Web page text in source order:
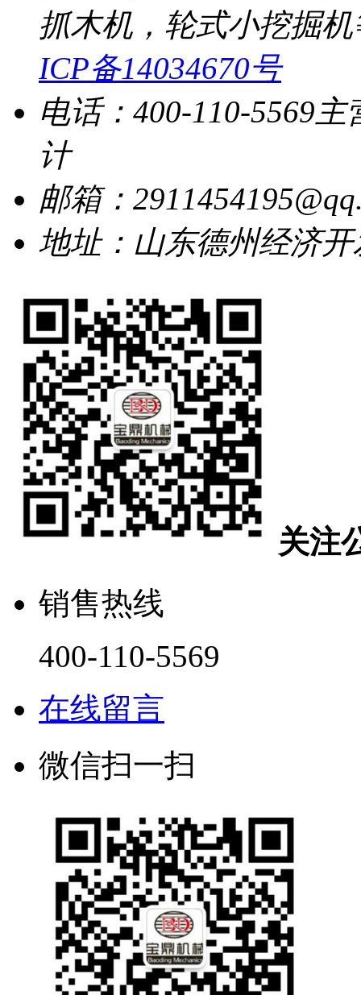
抓木机，轮式小挖掘
ICP备14034670号
电话：400-110-5569 主
计
邮箱：
地址：山东德州经济
关注
销售热线
400-110-5569
在线留言
微信扫一扫